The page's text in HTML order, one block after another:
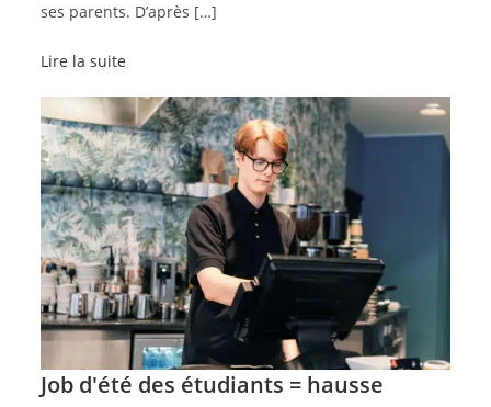
ses parents. D’après […]
Lire la suite
Job d'été des étudiants = hausse